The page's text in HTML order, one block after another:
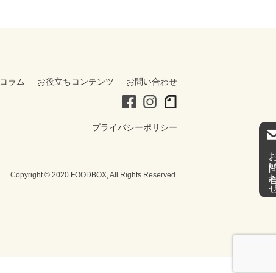
お問
コラム お役立ちコンテンツ お問い合わせ
プライバシーポリシー
Copyright © 2020 FOODBOX, All Rights Reserved.